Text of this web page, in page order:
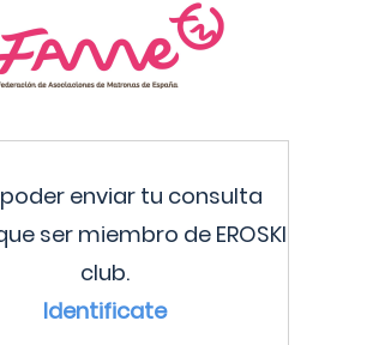
enviar tu consulta
ser miembro de EROSKI
club.
Identificate